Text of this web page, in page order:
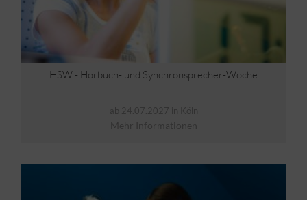
HSW - Hörbuch- und Synchronsprecher-Woche
ab 24.07.2027 in Köln
Mehr Informationen